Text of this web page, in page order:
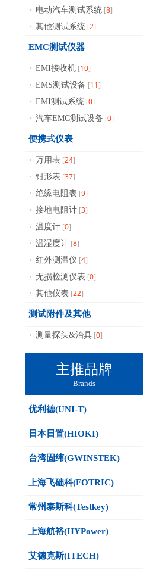
电动汽车测试系统 [8]
其他测试系统 [2]
EMC测试仪器
EMI接收机 [10]
EMS测试设备 [11]
EMI测试系统 [0]
汽车EMC测试设备 [0]
便携式仪表
万用表 [24]
钳形表 [37]
绝缘电阻表 [9]
接地电阻计 [3]
温度计 [0]
温湿度计 [8]
红外测温仪 [4]
无损检测仪表 [0]
其他仪表 [22]
测试附件及其他
测量探头&治具 [0]
主推品牌
Brands
优利德(UNI-T)
日本日置(HIOKI)
台湾固纬(GWINSTEK)
上海飞础科(FOTRIC)
常州泰斯科(Testkey)
上海航裕(HYPower)
艾德克斯(ITECH)